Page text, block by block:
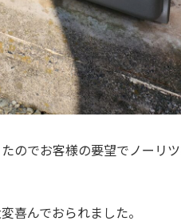
のでお客様の要望でノーリ
喜んでおられました。